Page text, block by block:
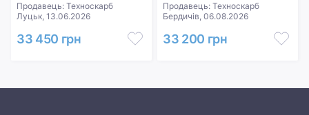
Продавець: Техноскарб
Луцьк, 13.06.2026
33 450 грн
Продавець: Техноскарб
Бердичів, 06.08.2026
33 200 грн